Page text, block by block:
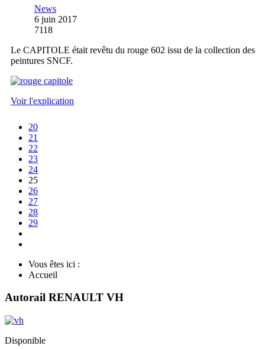
News
6 juin 2017
7118
Le CAPITOLE était revêtu du rouge 602 issu de la collection des
peintures SNCF.
Voir l'explication
20
21
22
23
24
25
26
27
28
29
Vous êtes ici :
Accueil
Autorail RENAULT VH
Disponible